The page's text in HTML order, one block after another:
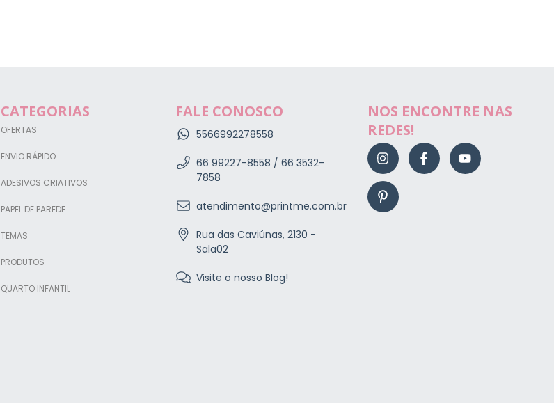
CATEGORIAS
OFERTAS
ENVIO RÁPIDO
ADESIVOS CRIATIVOS
PAPEL DE PAREDE
TEMAS
PRODUTOS
QUARTO INFANTIL
FALE CONOSCO
5566992278558
66 99227-8558 / 66 3532-
7858
atendimento@printme.com.br
Rua das Caviúnas, 2130 -
Sala02
Visite o nosso Blog!
NOS ENCONTRE NAS
REDES!